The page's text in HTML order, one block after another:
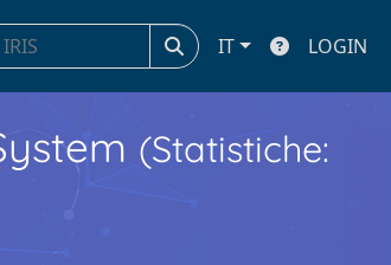
IT LOGIN
(Statistiche: